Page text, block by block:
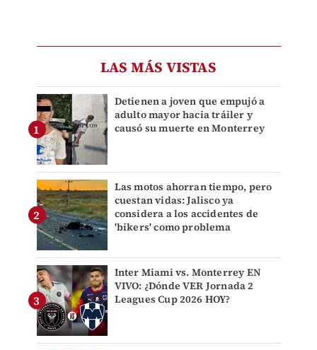
LAS MÁS VISTAS
Detienen a joven que empujó a
adulto mayor hacia tráiler y
causó su muerte en Monterrey
Las motos ahorran tiempo, pero
cuestan vidas: Jalisco ya
considera a los accidentes de
'bikers' como problema
Inter Miami vs. Monterrey EN
VIVO: ¿Dónde VER Jornada 2
Leagues Cup 2026 HOY?